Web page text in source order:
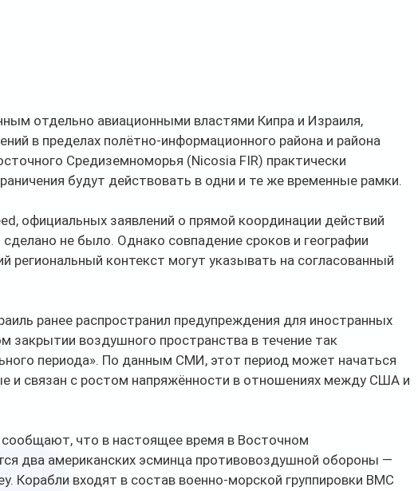
отдельно авиационными властями Кипра и Израиля,
в пределах полётно-информационного района и района
Средиземноморья (Nicosia FIR) практически
будут действовать в одни и те же временные рамки.
официальных заявлений о прямой координации действий
не было. Однако совпадение сроков и географии
региональный контекст могут указывать на согласованный
ранее распространил предупреждения для иностранных
закрытии воздушного пространства в течение так
периода». По данным СМИ, этот период может начаться
и связан с ростом напряжённости в отношениях между США и
что в настоящее время в Восточном
два американских эсминца противовоздушной обороны —
Корабли входят в состав военно-морской группировки ВМС